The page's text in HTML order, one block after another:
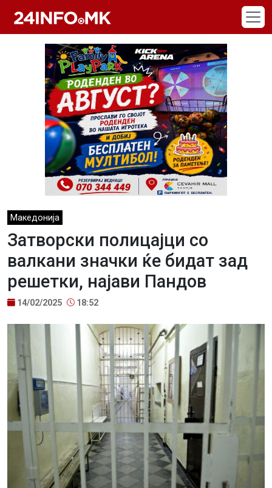
Македонија
Затворски полицајци со
валкани значки ќе бидат зад
решетки, најави Пандов
14/02/2025 18:52